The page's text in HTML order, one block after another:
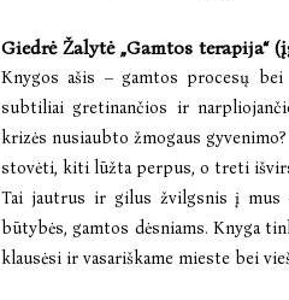
Giedrė Žalytė „Gamtos terapija“
Knygos ašis – gamtos procesų
subtiliai gretinančios ir
krizės nusiaubto žmogaus
stovėti, kiti lūžta perpus, o treti
Tai jautrus ir gilus žvilgsnis į mus
būtybės, gamtos dėsniams. Knyga
klausėsi ir vasariškame mieste bei